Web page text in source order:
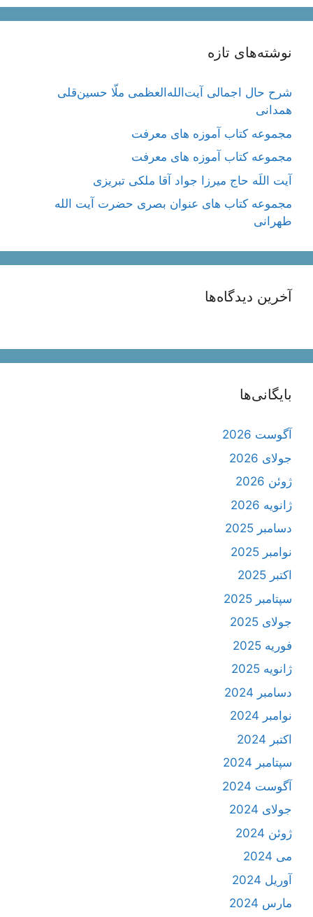
نوشته‌های تازه
شرح حال اجمالی آیت‌الله‌العظمی ملّا حسین‌قلی
همدانی
مجموعه کتاب آموزه های معرفت
مجموعه کتاب آموزه های معرفت
آیت اللَه حاج میرزا جواد آقا ملکی تبریزی
مجموعه کتاب های عنوان بصری حضرت آیت الله
طهرانی
آخرین دیدگاه‌ها
بایگانی‌ها
آگوست 2026
جولای 2026
ژوئن 2026
ژانویه 2026
دسامبر 2025
نوامبر 2025
اکتبر 2025
سپتامبر 2025
جولای 2025
فوریه 2025
ژانویه 2025
دسامبر 2024
نوامبر 2024
اکتبر 2024
سپتامبر 2024
آگوست 2024
جولای 2024
ژوئن 2024
می 2024
آوریل 2024
مارس 2024